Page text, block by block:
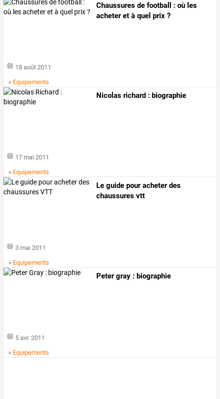
Chaussures de football : où les
acheter et à quel prix ?
18 août 2011
» Equipements
Nicolas richard : biographie
17 mai 2011
» Equipements
Le guide pour acheter des
chaussures vtt
3 mai 2011
» Equipements
Peter gray : biographie
5 avr. 2011
» Equipements